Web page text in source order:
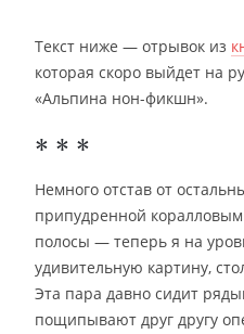
Текст ниже — отрывок из
которая скоро выйдет на
«Альпина нон-фикшн».
* * *
Немного отстав от
припудренной
полосы — теперь я на
удивительную картину,
Эта пара давно сидит
пощипывают друг другу